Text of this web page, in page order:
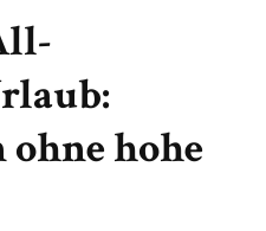
hohe